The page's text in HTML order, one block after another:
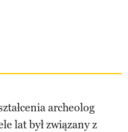
archeolog
lat był związany z